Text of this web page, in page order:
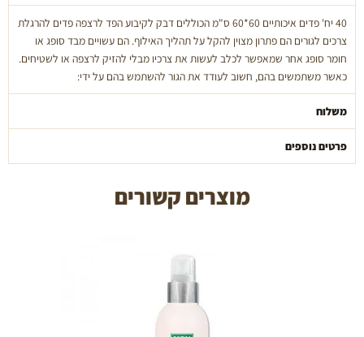
40
יח'
pets
and
vets
40 יח' פדים איכותיים 60*60 ס"מ הכוללים דבק לקיבוע הפד לרצפה פדים להרגלת
צרכים לגורים הם פתרון מצוין להקל על תהליך האילוף. הם עשויים מבד סופג או
חומר סופג אחר שמאפשר לכלב לעשות את צרכיו מבלי להזיק לרצפה או לשטיחים.
כאשר משתמשים בהם, חשוב לעודד את הגור להשתמש בהם על ידי:
משלוח
פרטים נוספים
מוצרים קשורים